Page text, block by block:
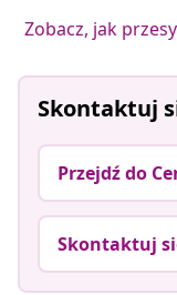
Zobacz, jak
Skontaktuj
Przejdź do
Skontaktuj